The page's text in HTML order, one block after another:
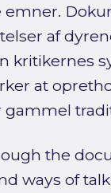
af
kritikernes
at
the
ways of